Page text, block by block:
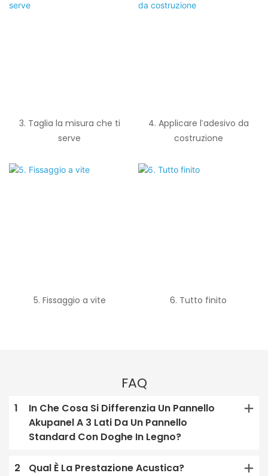
3. Taglia la misura che ti
serve
4. Applicare l'adesivo da
costruzione
5. Fissaggio a vite 6. Tutto finito
FAQ
1
In Che Cosa Si Differenzia Un Pannello
Akupanel A 3 Lati Da Un Pannello
Standard Con Doghe In Legno?
2 Qual È La Prestazione Acustica?